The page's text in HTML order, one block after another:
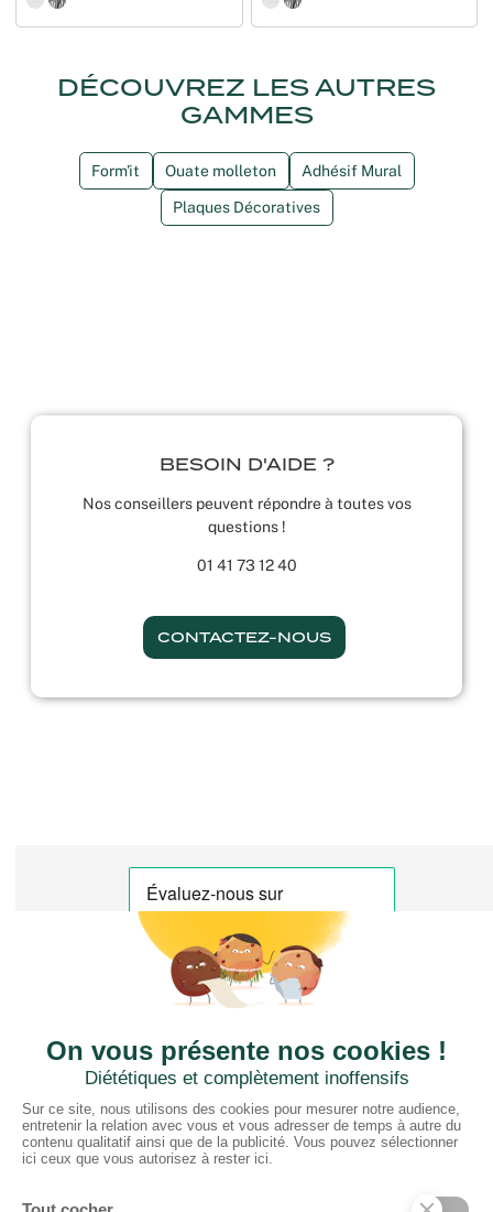
DÉCOUVREZ LES AUTRES
GAMMES
Form'it Ouate molleton Adhésif Mural
Plaques Décoratives
BESOIN D'AIDE ?
Nos conseillers peuvent répondre à toutes vos
questions !
01 41 73 12 40
CONTACTEZ-NOUS
CTN FRANCE
2 rue du Puits Dixme 604
94310 ORLY
01 41 73 12 40
Horaires :
Retrait Dépôt : 08h30-12h00; 13h30-17h30